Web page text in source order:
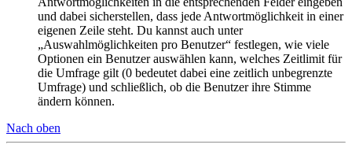
und dabei sicherstellen, dass jede Antwortmöglichkeit in einer
eigenen Zeile steht. Du kannst auch unter
„Auswahlmöglichkeiten pro Benutzer“ festlegen, wie viele
Optionen ein Benutzer auswählen kann, welches Zeitlimit für
die Umfrage gilt (0 bedeutet dabei eine zeitlich unbegrenzte
Umfrage) und schließlich, ob die Benutzer ihre Stimme
ändern können.
Nach oben